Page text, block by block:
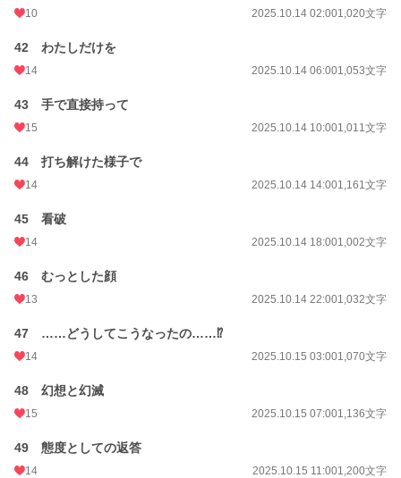
10 2025.10.14 02:001,020文字
42 わたしだけを
14 2025.10.14 06:001,053文字
43 手で直接持って
15 2025.10.14 10:001,011文字
44 打ち解けた様子で
14 2025.10.14 14:001,161文字
45 看破
14 2025.10.14 18:001,002文字
46 むっとした顔
13 2025.10.14 22:001,032文字
47 ……どうしてこうなったの……⁉
14 2025.10.15 03:001,070文字
48 幻想と幻滅
15 2025.10.15 07:001,136文字
49 態度としての返答
14 2025.10.15 11:001,200文字